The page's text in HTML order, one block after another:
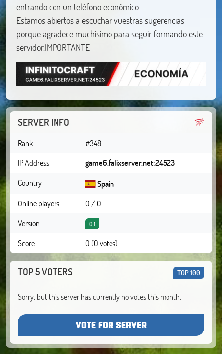
entrando con un teléfono económico.
Estamos abiertos a escuchar vuestras sugerencias
porque agradece muchísimo para seguir formando este
servidor.IMPORTANTE
SERVER INFO
Rank
#348
IP Address
game6.falixserver.net:24523
Country
Spain
Online players
0 / 0
Version
0.1
Score 0 (0 votes)
TOP 5 VOTERS TOP 100
Sorry, but this server has currently no votes this month.
VOTE FOR SERVER